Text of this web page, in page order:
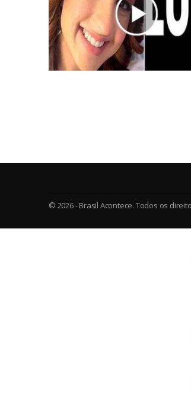
© 2026 - Brasil Acontece. Todos os